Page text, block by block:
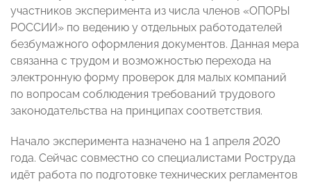
участников эксперимента из числа членов «ОПОРЫ
РОССИИ» по ведению у отдельных работодателей
безбумажного оформления документов. Данная мера
связанна с трудом и возможностью перехода на
электронную форму проверок для малых компаний
по вопросам соблюдения требований трудового
законодательства на принципах соответствия.
Начало эксперимента назначено на 1 апреля 2020
года. Сейчас совместно со специалистами Роструда
идёт работа по подготовке технических регламентов